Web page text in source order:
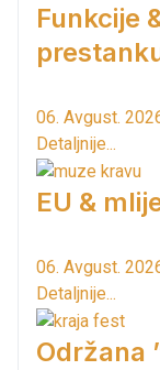
Funkcije
06. Avgust.
Detaljnije...
EU &
06. Avgust.
Detaljnije...
Održana